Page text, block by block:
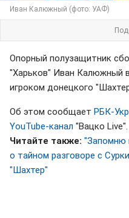
Иван Калюжный (фото: УАФ)
Опорный полузащитник
"Харьков" Иван Калюжный
игроком донецкого
Об этом сообщает РБК-
YouTube-канал "Вацко Live".
Читайте также: "Запомню
о тайном разговоре с
"Шахтер"